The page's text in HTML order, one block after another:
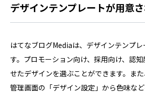
デザインテンプレートが用意
はてなブログMediaは、デザインテンプ
す。プロモーション向け、採用向け、認
せたデザインを選ぶことができます。ま
管理画面の「デザイン設定」から色味な